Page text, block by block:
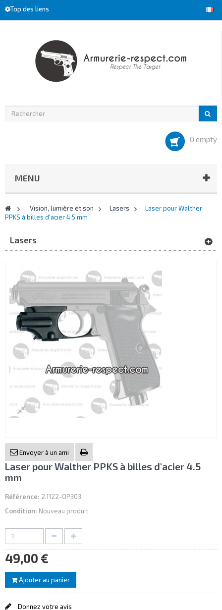
Top des liens
0 empty
MENU
> Vision, lumière et son > Lasers >
Laser pour Walther
PPKS à billes d'acier 4.5 mm
Lasers
Envoyer à un ami
Laser pour Walther PPKS à billes d'acier 4.5
mm
Référence: 2.1122-OP303
Condition: Nouveau produit
49,00 €
Ajouter au panier
Donnez votre avis